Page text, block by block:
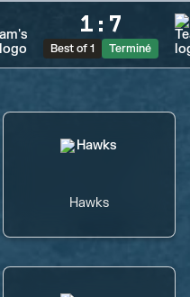
1 : 7
Best of 1 Terminé
Hawks